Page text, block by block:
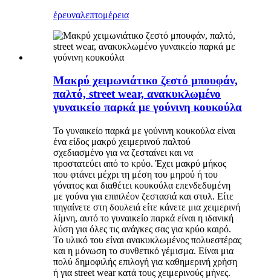
έρευναλεπτομέρεια
Μακρύ χειμωνιάτικο ζεστό μπουφάν,
παλτό, street wear, ανακυκλωμένο
γυναικείο παρκά με γούνινη κουκούλα
Το γυναικείο παρκά με γούνινη κουκούλα είναι
ένα είδος μακρύ χειμερινού παλτού
σχεδιασμένο για να ζεσταίνει και να
προστατεύει από το κρύο. Έχει μακρύ μήκος
που φτάνει μέχρι τη μέση του μηρού ή του
γόνατος και διαθέτει κουκούλα επενδεδυμένη
με γούνα για επιπλέον ζεστασιά και στυλ. Είτε
πηγαίνετε στη δουλειά είτε κάνετε μια χειμερινή
λίμνη, αυτό το γυναικείο παρκά είναι η ιδανική
λύση για όλες τις ανάγκες σας για κρύο καιρό.
Το υλικό του είναι ανακυκλωμένος πολυεστέρας
και η μόνωση το συνθετικό γέμισμα. Είναι μια
πολύ δημοφιλής επιλογή για καθημερινή χρήση
ή για street wear κατά τους χειμερινούς μήνες.